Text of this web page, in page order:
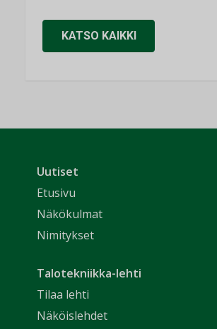
KATSO KAIKKI
Uutiset
Etusivu
Näkökulmat
Nimitykset
Talotekniikka-lehti
Tilaa lehti
Näköislehdet